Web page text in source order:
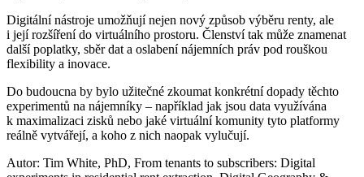
Digitální nástroje umožňují nejen nový způsob výběru renty, ale
i její rozšíření do virtuálního prostoru. Členství tak může znamenat
další poplatky, sběr dat a oslabení nájemních práv pod rouškou
flexibility a inovace.
Do budoucna by bylo užitečné zkoumat konkrétní dopady těchto
experimentů na nájemníky – například jak jsou data využívána
k maximalizaci zisků nebo jaké virtuální komunity tyto platformy
reálně vytvářejí, a koho z nich naopak vylučují.
Autor: Tim White, PhD, From tenants to subscribers: Digital